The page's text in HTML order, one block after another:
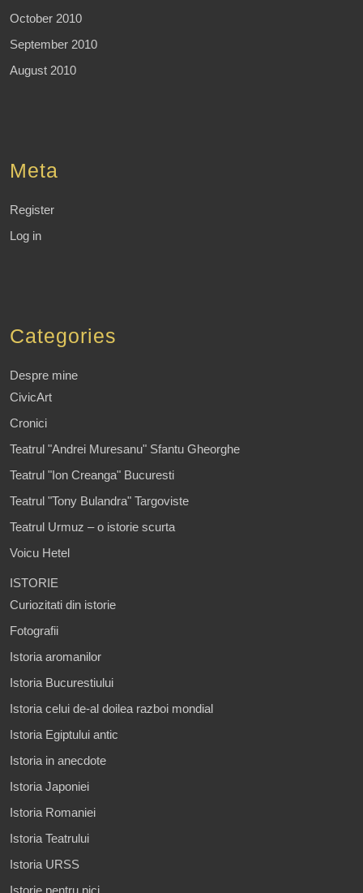
October 2010
September 2010
August 2010
Meta
Register
Log in
Categories
Despre mine
CivicArt
Cronici
Teatrul "Andrei Muresanu" Sfantu Gheorghe
Teatrul "Ion Creanga" Bucuresti
Teatrul "Tony Bulandra" Targoviste
Teatrul Urmuz – o istorie scurta
Voicu Hetel
ISTORIE
Curiozitati din istorie
Fotografii
Istoria aromanilor
Istoria Bucurestiului
Istoria celui de-al doilea razboi mondial
Istoria Egiptului antic
Istoria in anecdote
Istoria Japoniei
Istoria Romaniei
Istoria Teatrului
Istoria URSS
Istorie pentru pici